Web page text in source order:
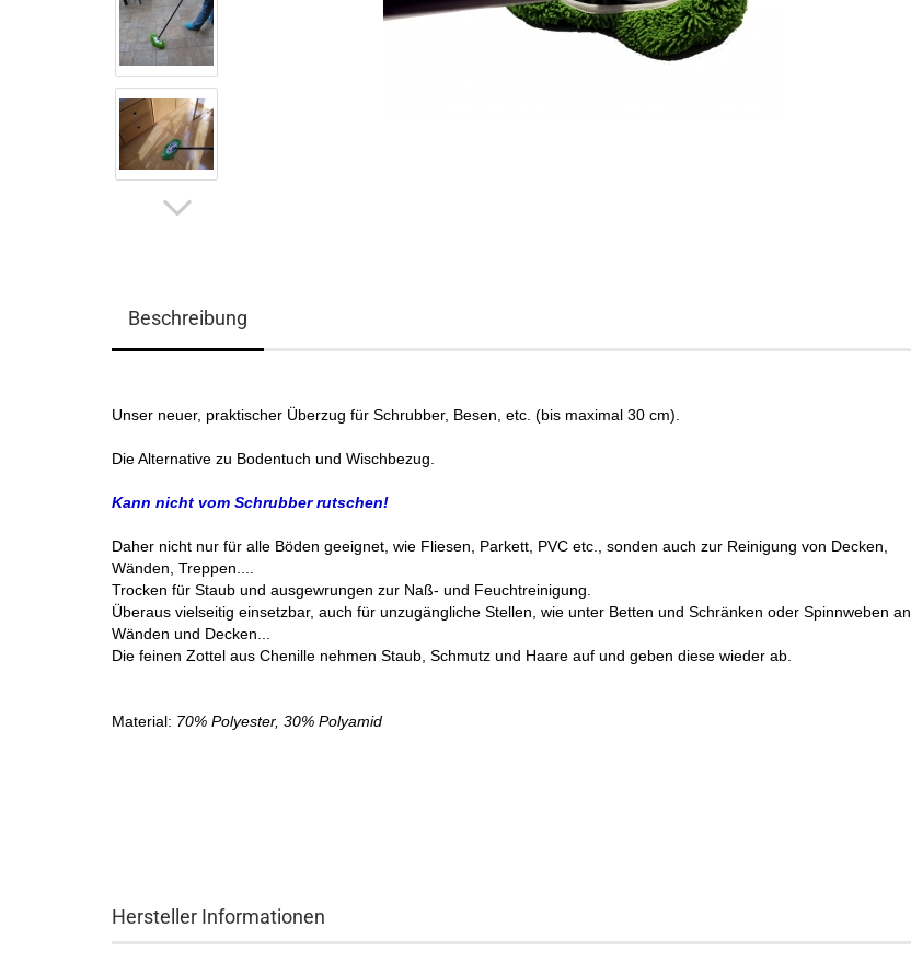
Beschreibung
Unser neuer, praktischer Überzug für Schrubber, Besen, etc. (bis maximal 30 cm).
Die Alternative zu Bodentuch und Wischbezug.
Kann nicht vom Schrubber rutschen!
Daher nicht nur für alle Böden geeignet, wie Fliesen, Parkett, PVC etc., sonden auch zur Reinigung von Decken,
Wänden, Treppen....
Trocken für Staub und ausgewrungen zur Naß- und Feuchtreinigung.
Überaus vielseitig einsetzbar, auch für unzugängliche Stellen, wie unter Betten und Schränken oder Spinnweben an
Wänden und Decken...
Die feinen Zottel aus Chenille nehmen Staub, Schmutz und Haare auf und geben diese wieder ab.
Material: 70% Polyester, 30% Polyamid
Hersteller Informationen